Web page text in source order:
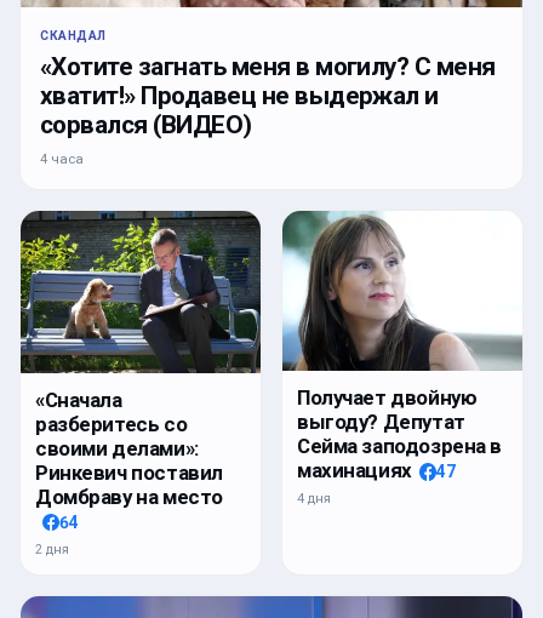
СКАНДАЛ
«Хотите загнать меня в могилу? С меня
хватит!» Продавец не выдержал и
сорвался (ВИДЕО)
4 часа
«Сначала
разберитесь со
своими делами»:
Ринкевич поставил
Домбраву на место
64
2 дня
Получает двойную
выгоду? Депутат
Сейма заподозрена в
махинациях
47
4 дня